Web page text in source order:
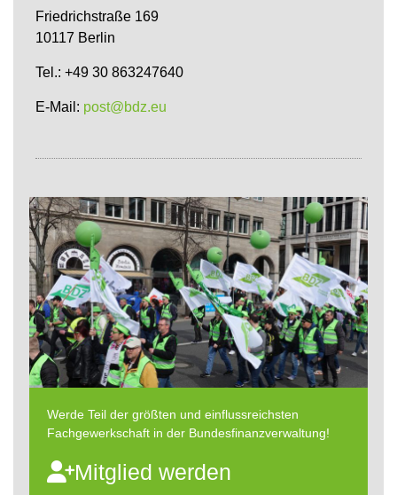
Friedrichstraße 169
10117 Berlin
Tel.: +49 30 863247640
E-Mail: post@bdz.eu
Werde Teil der größten und einflussreichsten
Fachgewerkschaft in der Bundesfinanzverwaltung!
Mitglied werden